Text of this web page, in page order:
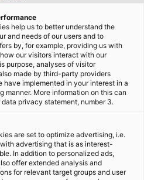
harnessing có thể giải quyết
hạn hình học và yêu cầu về
vật lý hiệu quả cho những
help us to better understand the
and needs of our users and to
by, for example, providing us with
our visitors interact with our
purpose, analyses of visitor
made by third-party providers
have implemented in your interest in a
manner. More information on this can
data privacy statement, number 3.
are set to optimize advertising, i.e.
advertising that is as interest-
In addition to personalized ads,
offer extended analysis and
for relevant target groups and user